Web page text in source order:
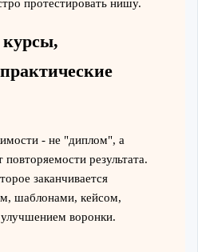
протестировать нишу.
- не "диплом", а
результата.
заканчивается
шаблонами, кейсом,
воронки.